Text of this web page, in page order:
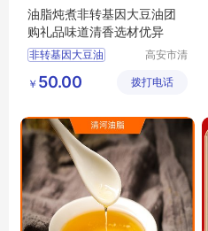
油脂炖煮非转基因大豆油团
购礼品味道清香选材优异
非转基因大豆油
正宗稻米油
高安市清
限公司
￥ 50.00 拨打电话